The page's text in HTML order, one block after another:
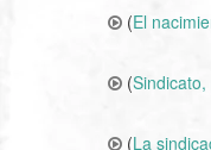
(El
(
(La